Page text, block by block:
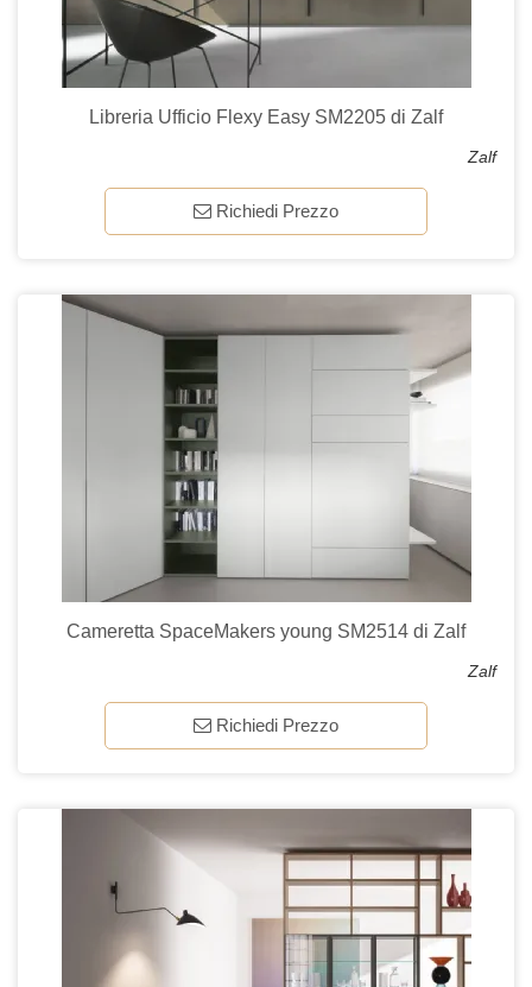
Libreria Ufficio Flexy Easy SM2205 di Zalf
Zalf
Richiedi Prezzo
Cameretta SpaceMakers young SM2514 di Zalf
Zalf
Richiedi Prezzo